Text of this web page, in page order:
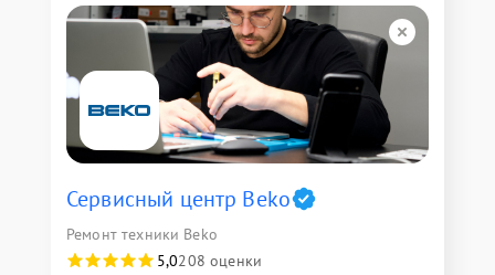
Сервисный центр Beko
Ремонт техники Beko
5,0208 оценки